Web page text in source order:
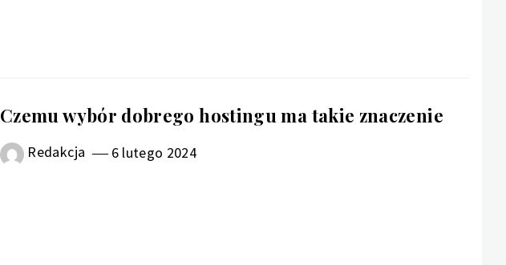
Czemu wybór dobrego hostingu ma takie znaczenie
Redakcja 6 lutego 2024